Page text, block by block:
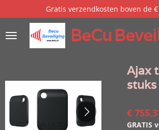
direct
naar
de
BeCu
Gratis verzendkosten boven de
Ajax
€
GRATIS